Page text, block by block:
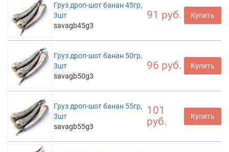
Груз дроп-шот банан 45гр,
3шт
savagb45g3
91 руб. Купить
Груз дроп-шот банан 50гр,
3шт
savagb50g3
96 руб. Купить
Груз дроп-шот банан 55гр,
3шт
savagb55g3
101
руб.
Купить